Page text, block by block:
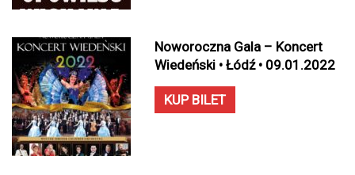
Noworoczna Gala – Koncert
Wiedeński • Łódź • 09.01.2022
KUP BILET